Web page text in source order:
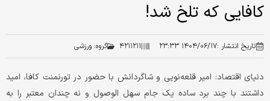
کافایی که تلخ شد!
تاریخ انتشار :۱۴۰۴/۰۶/۱۷ ۲۳:۳۳ ۴۲۱۱۲۱۱ گروه: ورزشی
دنیای اقتصاد: امیر قلعه‌نویی و شاگردانش با حضور در تورنمنت کافا، امید
داشتند با چند برد ساده یک جام سهل الوصول و نه چندان معتبر را به